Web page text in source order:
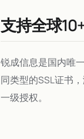
支持全球
锐成信息是国内唯
同类型的SSL证书
一级授权。